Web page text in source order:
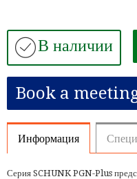
В наличии
Book a
Информация
Серия SCHUNK PGN-Plus